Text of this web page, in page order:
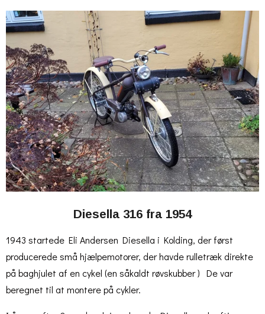
Diesella 316 fra 1954
1943 startede Eli Andersen Diesella i Kolding, der først
producerede små hjælpemotorer, der havde rulletræk direkte
på baghjulet af en cykel (en såkaldt røvskubber ) De var
beregnet til at montere på cykler.